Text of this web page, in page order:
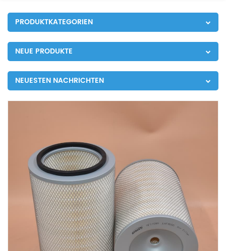
PRODUKTKATEGORIEN
NEUE PRODUKTE
NEUESTEN NACHRICHTEN